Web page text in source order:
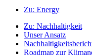
Zu: Energy
Zu: Nachhaltigkeit
Unser Ansatz
Roadmap zur